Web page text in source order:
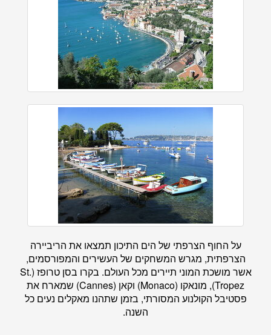
על החוף הצרפתי של הים התיכון תמצאו את הריביירה
הצרפתית, מגרש המשחקים של העשירים והמפורסמים,
אשר מושכת המוני תיירים מכל העולם. בקרו בסן טרופז (St.
Tropez), מונאקו (Monaco) וקאן (Cannes) שמארח את
פסטיבל הקולנוע המסורתי, בזמן שתהנו מאקלים נעים כל
השנה.